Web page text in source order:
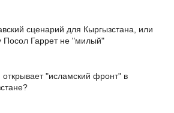
сценарий для Кыргызстана, или
Посол Гаррет не "милый"
открывает "исламский фронт" в